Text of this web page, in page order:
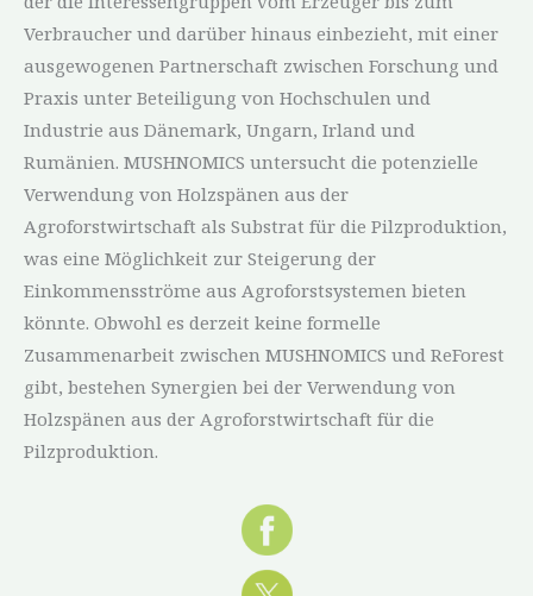
Verbraucher und darüber hinaus einbezieht, mit einer
ausgewogenen Partnerschaft zwischen Forschung und
Praxis unter Beteiligung von Hochschulen und
Industrie aus Dänemark, Ungarn, Irland und
Rumänien. MUSHNOMICS untersucht die potenzielle
Verwendung von Holzspänen aus der
Agroforstwirtschaft als Substrat für die Pilzproduktion,
was eine Möglichkeit zur Steigerung der
Einkommensströme aus Agroforstsystemen bieten
könnte. Obwohl es derzeit keine formelle
Zusammenarbeit zwischen MUSHNOMICS und ReForest
gibt, bestehen Synergien bei der Verwendung von
Holzspänen aus der Agroforstwirtschaft für die
Pilzproduktion.